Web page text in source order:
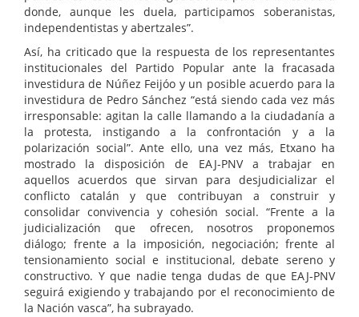
donde, aunque les duela, participamos soberanistas,
independentistas y abertzales”.
Así, ha criticado que la respuesta de los representantes
institucionales del Partido Popular ante la fracasada
investidura de Núñez Feijóo y un posible acuerdo para la
investidura de Pedro Sánchez “está siendo cada vez más
irresponsable: agitan la calle llamando a la ciudadanía a
la protesta, instigando a la confrontación y a la
polarización social”. Ante ello, una vez más, Etxano ha
mostrado la disposición de EAJ-PNV a trabajar en
aquellos acuerdos que sirvan para desjudicializar el
conflicto catalán y que contribuyan a construir y
consolidar convivencia y cohesión social. “Frente a la
judicialización que ofrecen, nosotros proponemos
diálogo; frente a la imposición, negociación; frente al
tensionamiento social e institucional, debate sereno y
constructivo. Y que nadie tenga dudas de que EAJ-PNV
seguirá exigiendo y trabajando por el reconocimiento de
la Nación vasca”, ha subrayado.